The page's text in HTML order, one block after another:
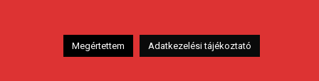
Halfaj: Ponty
Fogott hal adatai: 15,52 kg
Megértettem Adatkezelési tájékoztató